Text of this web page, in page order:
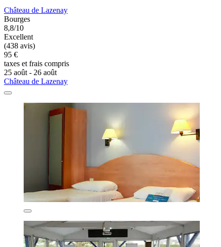
Château de Lazenay
Bourges
8,8/10
Excellent
(438 avis)
95 €
taxes et frais compris
25 août - 26 août
Château de Lazenay